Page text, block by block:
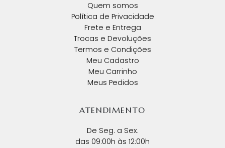
Quem somos
Política de Privacidade
Frete e Entrega
Trocas e Devoluções
Termos e Condições
Meu Cadastro
Meu Carrinho
Meus Pedidos
ATENDIMENTO
De Seg. a Sex.
das 09:00h às 12:00h